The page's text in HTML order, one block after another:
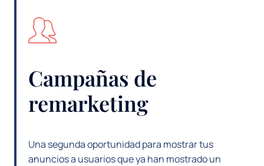
Campañas de
remarketing
Una segunda oportunidad para mostrar tus
anuncios a usuarios que ya han mostrado un